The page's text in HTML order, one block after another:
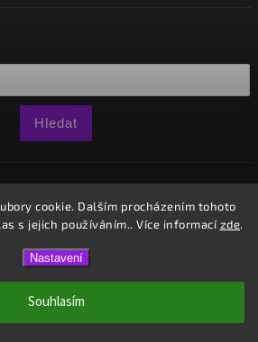
cookie. Dalším procházením tohoto
s jejich používáním.. Více informacízde.
Nastavení
Souhlasím
Hledat
0ks / 0 Kč